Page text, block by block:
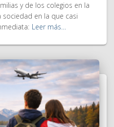
y de los colegios en la
sociedad en la que casi
Leer más…